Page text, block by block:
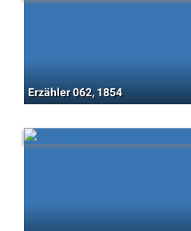
Erzähler 062, 1854